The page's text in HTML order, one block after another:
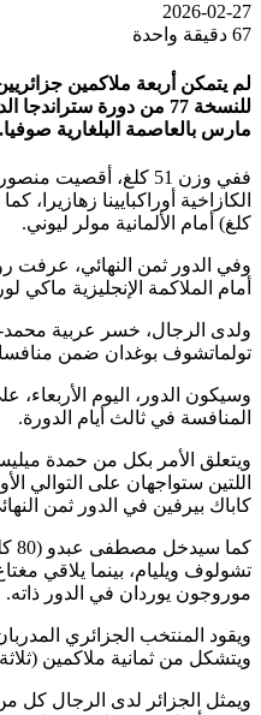
2026-02-27
67 دقيقة واحدة
لم يتمكن أربعة ملاكمين
مارس بالعاصمة البلغارية صوفيا.
ففي وزن 51 كلغ،
كلغ) أمام الألمانية مولر ليوني.
أمام الملاكمة الإنجليزية ماكي
تولماتشوف بوغدان ضمن
وسيكون الدور، اليوم الأربعاء،
المنافسة في ثالث أيام الدورة.
اللتين ستواجهان على التوالي
كاباك بيرفين في الدور ثمن
موروجون يوردان في الدور ذاته.
ويقود المنتخب الجزائري
ويتشكل من ثمانية ملاكمين